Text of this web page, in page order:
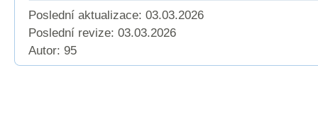
Poslední aktualizace: 03.03.2026
Poslední revize: 03.03.2026
Autor: 95